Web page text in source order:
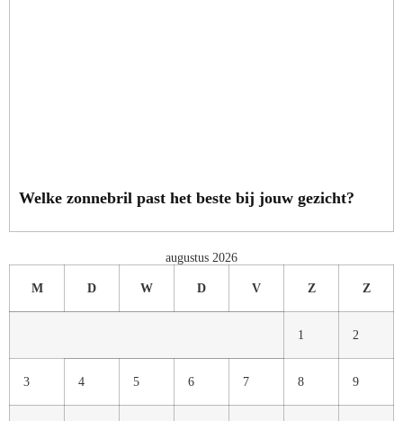
Welke zonnebril past het beste bij jouw gezicht?
augustus 2026
M D W D V Z Z
1 2
3 4 5 6 7 8 9